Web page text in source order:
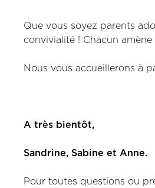
Que vous soyez parents
convivialité ! Chacun
Nous vous accueillerons à
A très bientôt,
Sandrine, Sabine et Anne.
Pour toutes questions ou